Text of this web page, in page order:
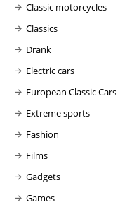
Classic motorcycles
Classics
Drank
Electric cars
European Classic Cars
Extreme sports
Fashion
Films
Gadgets
Games